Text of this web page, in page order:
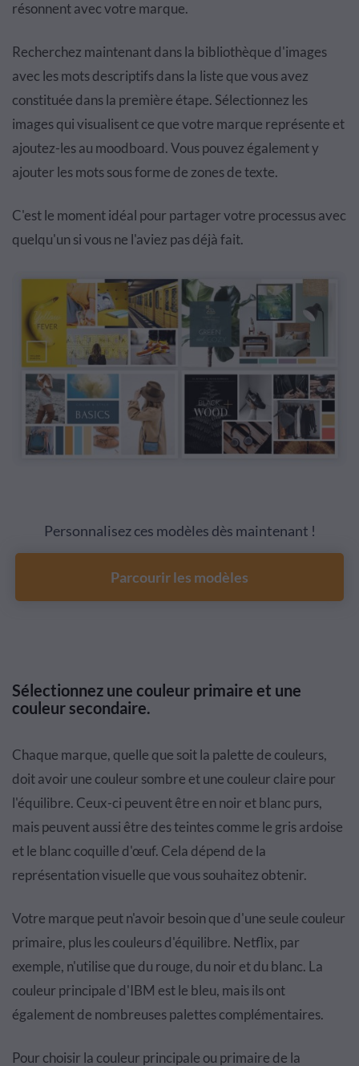
résonnent avec votre marque.
Recherchez maintenant dans la bibliothèque d'images
avec les mots descriptifs dans la liste que vous avez
constituée dans la première étape. Sélectionnez les
images qui visualisent ce que votre marque représente et
ajoutez-les au moodboard. Vous pouvez également y
ajouter les mots sous forme de zones de texte.
C'est le moment idéal pour partager votre processus avec
quelqu'un si vous ne l'aviez pas déjà fait.
Personnalisez ces modèles dès maintenant !
Parcourir les modèles
Sélectionnez une couleur primaire et une
couleur secondaire.
Chaque marque, quelle que soit la palette de couleurs,
doit avoir une couleur sombre et une couleur claire pour
l'équilibre. Ceux-ci peuvent être en noir et blanc purs,
mais peuvent aussi être des teintes comme le gris ardoise
et le blanc coquille d'œuf. Cela dépend de la
représentation visuelle que vous souhaitez obtenir.
Votre marque peut n'avoir besoin que d'une seule couleur
primaire, plus les couleurs d'équilibre. Netflix, par
exemple, n'utilise que du rouge, du noir et du blanc. La
couleur principale d'IBM est le bleu, mais ils ont
également de nombreuses palettes complémentaires.
Pour choisir la couleur principale ou primaire de la